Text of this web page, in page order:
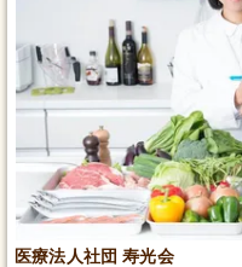
医療法人社団 寿光会